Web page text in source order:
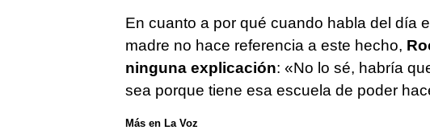
En cuanto a por qué cuando habla del día
madre no hace referencia a este hecho,
ninguna explicación: «No lo sé, habría
sea porque tiene esa escuela de poder
Más en La Voz